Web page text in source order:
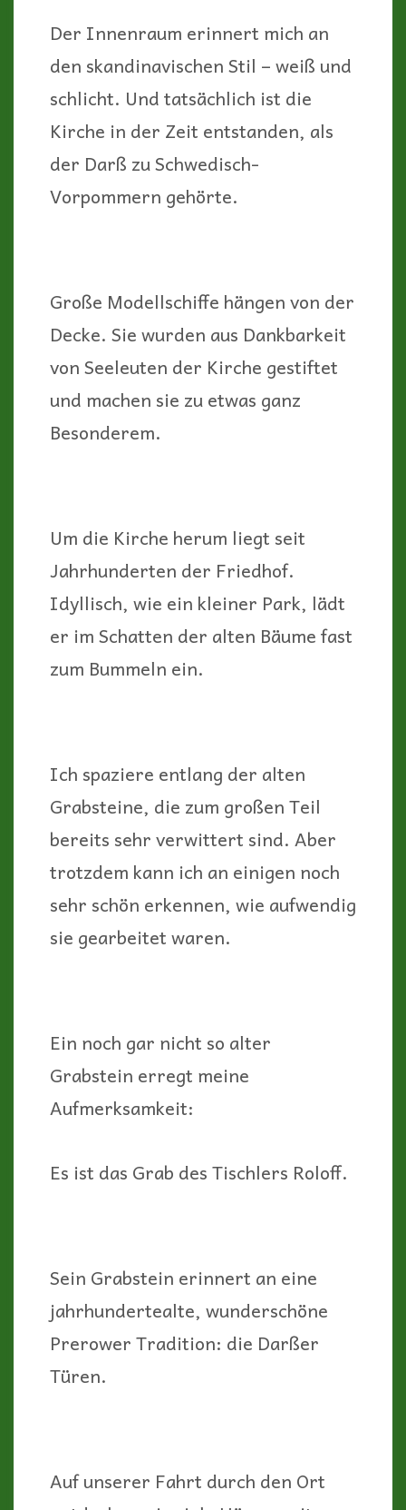
Der Innenraum erinnert mich an
den skandinavischen Stil – weiß und
schlicht. Und tatsächlich ist die
Kirche in der Zeit entstanden, als
der Darß zu Schwedisch-
Vorpommern gehörte.
Große Modellschiffe hängen von der
Decke. Sie wurden aus Dankbarkeit
von Seeleuten der Kirche gestiftet
und machen sie zu etwas ganz
Besonderem.
Um die Kirche herum liegt seit
Jahrhunderten der Friedhof.
Idyllisch, wie ein kleiner Park, lädt
er im Schatten der alten Bäume fast
zum Bummeln ein.
Ich spaziere entlang der alten
Grabsteine, die zum großen Teil
bereits sehr verwittert sind. Aber
trotzdem kann ich an einigen noch
sehr schön erkennen, wie aufwendig
sie gearbeitet waren.
Ein noch gar nicht so alter
Grabstein erregt meine
Aufmerksamkeit:
Es ist das Grab des Tischlers Roloff.
Sein Grabstein erinnert an eine
jahrhundertealte, wunderschöne
Prerower Tradition: die Darßer
Türen.
Auf unserer Fahrt durch den Ort